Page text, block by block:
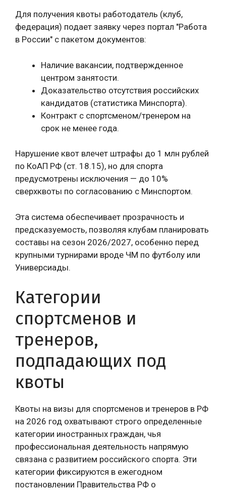
Для получения квоты работодатель (клуб,
федерация) подает заявку через портал "Работа
в России" с пакетом документов:
Наличие вакансии, подтвержденное
центром занятости.
Доказательство отсутствия российских
кандидатов (статистика Минспорта).
Контракт с спортсменом/тренером на
срок не менее года.
Нарушение квот влечет штрафы до 1 млн рублей
по КоАП РФ (ст. 18.15), но для спорта
предусмотрены исключения — до 10%
сверхквоты по согласованию с Минспортом.
Эта система обеспечивает прозрачность и
предсказуемость, позволяя клубам планировать
составы на сезон 2026/2027, особенно перед
крупными турнирами вроде ЧМ по футболу или
Универсиады.
Категории
спортсменов и
тренеров,
подпадающих под
квоты
Квоты на визы для спортсменов и тренеров в РФ
на 2026 год охватывают строго определенные
категории иностранных граждан, чья
профессиональная деятельность напрямую
связана с развитием российского спорта. Эти
категории фиксируются в ежегодном
постановлении Правительства РФ о